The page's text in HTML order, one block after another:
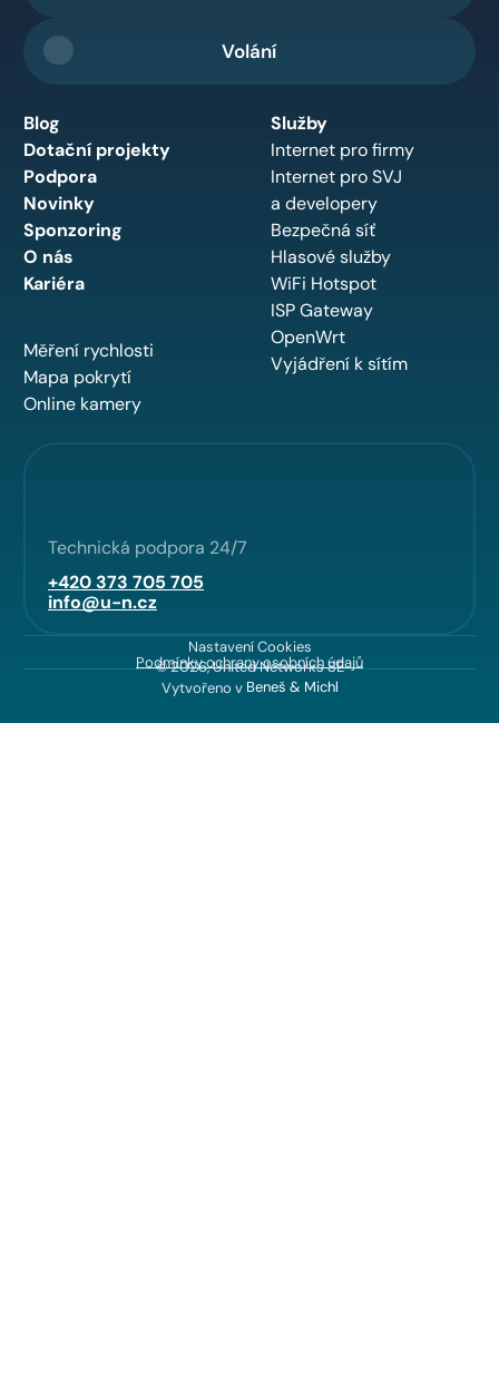
Volání
Blog
Dotační projekty
Podpora
Novinky
Sponzoring
O nás
Kariéra
Měření rychlosti
Mapa pokrytí
Online kamery
Služby
Internet pro firmy
Internet pro SVJ
a developery
Bezpečná síť
Hlasové služby
WiFi Hotspot
ISP Gateway
OpenWrt
Vyjádření k sítím
Technická podpora 24/7
+420 373 705 705
info@u-n.cz
Nastavení Cookies
Podmínky ochrany osobních údajů
© 2026, United Networks SE
Vytvořeno v Beneš & Michl